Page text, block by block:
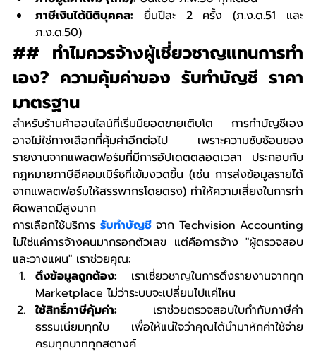
ภาษีเงินได้นิติบุคคล: ยื่นปีละ 2 ครั้ง (ภ.ง.ด.51 และ
ภ.ง.ด.50)
## ทำไมควรจ้างผู้เชี่ยวชาญแทนการทำ
เอง? ความคุ้มค่าของ รับทําบัญชี ราคา
มาตรฐาน
สำหรับร้านค้าออนไลน์ที่เริ่มมียอดขายเติบโต การทำบัญชีเอง
อาจไม่ใช่ทางเลือกที่คุ้มค่าอีกต่อไป เพราะความซับซ้อนของ
รายงานจากแพลตฟอร์มที่มีการอัปเดตตลอดเวลา ประกอบกับ
กฎหมายภาษีอีคอมเมิร์ซที่เข้มงวดขึ้น (เช่น การส่งข้อมูลรายได้
จากแพลตฟอร์มให้สรรพากรโดยตรง) ทำให้ความเสี่ยงในการทำ
ผิดพลาดมีสูงมาก
การเลือกใช้บริการ รับทําบัญชี จาก Techvision Accounting
ไม่ใช่แค่การจ้างคนมากรอกตัวเลข แต่คือการจ้าง "ผู้ตรวจสอบ
และวางแผน" เราช่วยคุณ:
ดึงข้อมูลถูกต้อง: เราเชี่ยวชาญในการดึงรายงานจากทุก
Marketplace ไม่ว่าระบบจะเปลี่ยนไปแค่ไหน
ใช้สิทธิ์ภาษีคุ้มค่า: เราช่วยตรวจสอบใบกำกับภาษีค่า
ธรรมเนียมทุกใบ เพื่อให้แน่ใจว่าคุณได้นำมาหักค่าใช้จ่าย
ครบทุกบาททุกสตางค์